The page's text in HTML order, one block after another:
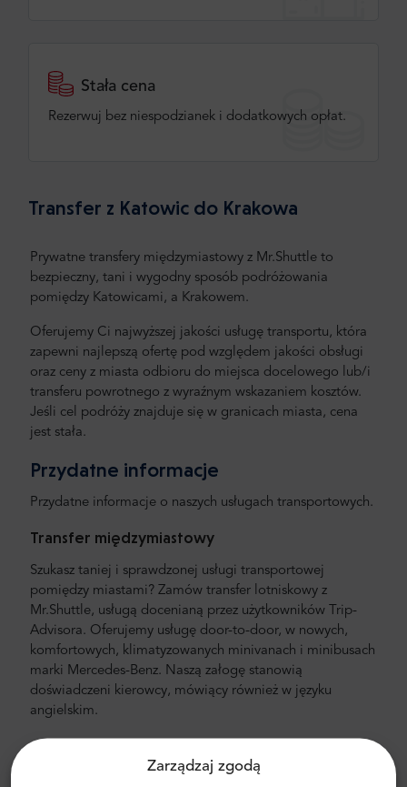
Zarządzaj zgodą
Stała cena
Rezerwuj bez niespodzianek i dodatkowych opłat.
Transfer z Katowic do Krakowa
Prywatne transfery międzymiastowy z Mr.Shuttle to
bezpieczny, tani i wygodny sposób podróżowania
pomiędzy Katowicami, a Krakowem.
Oferujemy Ci najwyższej jakości usługę transportu, która
zapewni najlepszą ofertę pod względem jakości obsługi
oraz ceny z miasta odbioru do miejsca docelowego lub/i
transferu powrotnego z wyraźnym wskazaniem kosztów.
Jeśli cel podróży znajduje się w granicach miasta, cena
jest stała.
Przydatne informacje
Przydatne informacje o naszych usługach transportowych.
Transfer międzymiastowy
Szukasz taniej i sprawdzonej usługi transportowej
pomiędzy miastami? Zamów transfer lotniskowy z
Mr.Shuttle, usługą docenianą przez użytkowników Trip-
Advisora. Oferujemy usługę door-to-door, w nowych,
komfortowych, klimatyzowanych minivanach i minibusach
marki Mercedes-Benz. Naszą załogę stanowią
doświadczeni kierowcy, mówiący również w języku
angielskim.
Cena za transfer lotniskowy lub
międzymiastowy